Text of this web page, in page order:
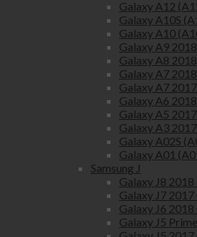
Galaxy A12
Galaxy A10S
Galaxy A10
Galaxy A9
Galaxy A8
Galaxy A7
Galaxy A7
Galaxy A6
Galaxy A5
Galaxy A3
Galaxy A02S
Galaxy A01
Samsung J
Galaxy J8 2018
Galaxy J7 2017
Galaxy J6 2018
Galaxy J5